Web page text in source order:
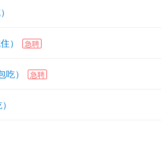
） 急聘
） 急聘